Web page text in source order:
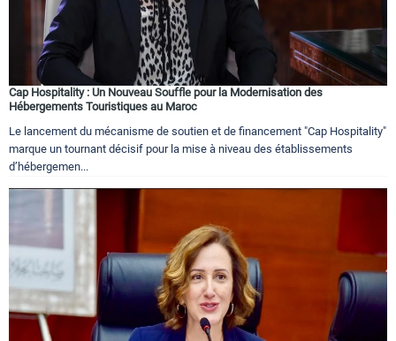
Cap Hospitality : Un Nouveau Souffle pour la Modernisation des
Hébergements Touristiques au Maroc
Le lancement du mécanisme de soutien et de financement "Cap Hospitality"
marque un tournant décisif pour la mise à niveau des établissements
d’hébergemen...